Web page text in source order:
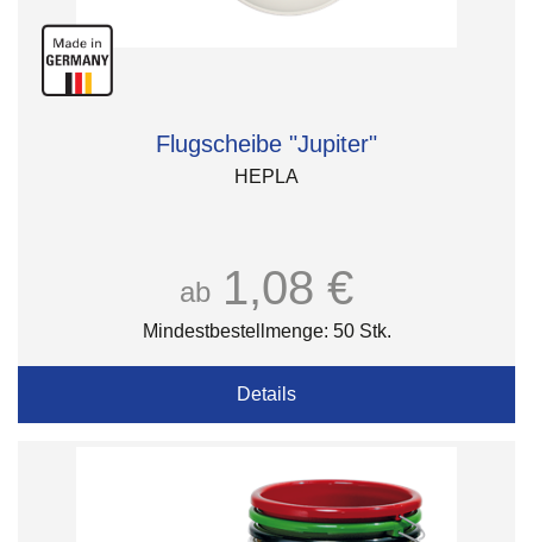
Flugscheibe "Jupiter"
HEPLA
ab 1,08 €
Mindestbestellmenge: 50 Stk.
Details